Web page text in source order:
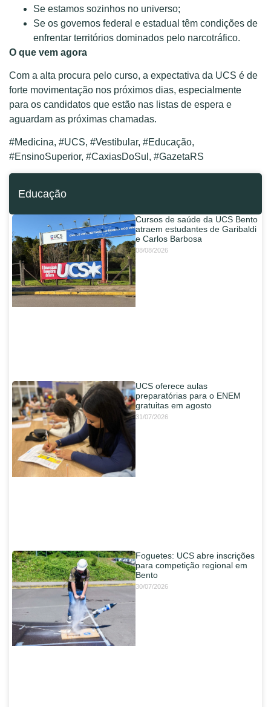
Se estamos sozinhos no universo;
Se os governos federal e estadual têm condições de
enfrentar territórios dominados pelo narcotráfico.
O que vem agora
Com a alta procura pelo curso, a expectativa da UCS é de
forte movimentação nos próximos dias, especialmente
para os candidatos que estão nas listas de espera e
aguardam as próximas chamadas.
#Medicina, #UCS, #Vestibular, #Educação,
#EnsinoSuperior, #CaxiasDoSul, #GazetaRS
Educação
Cursos de saúde da UCS Bento
atraem estudantes de Garibaldi
e Carlos Barbosa
08/08/2026
UCS oferece aulas
preparatórias para o ENEM
gratuitas em agosto
31/07/2026
Foguetes: UCS abre inscrições
para competição regional em
Bento
30/07/2026